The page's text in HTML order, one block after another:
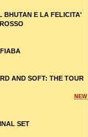
BHUTAN E LA FELICITA'
AND SOFT: THE TOUR
NEW
SET